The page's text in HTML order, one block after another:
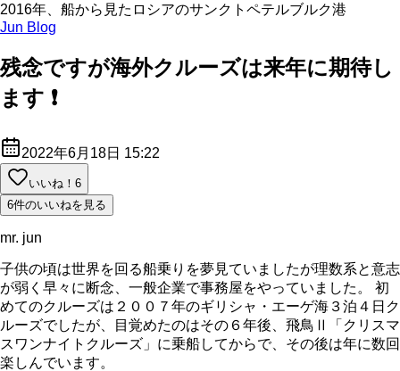
2016年、船から見たロシアのサンクトペテルブルク港
Jun Blog
残念ですが海外クルーズは来年に期待し
ます ❗
2022年6月18日 15:22
いいね！ 6
6件のいいねを見る
mr. jun
子供の頃は世界を回る船乗りを夢見ていましたが理数系と意志
が弱く早々に断念、一般企業で事務屋をやっていました。 初
めてのクルーズは２００７年のギリシャ・エーゲ海３泊４日ク
ルーズでしたが、目覚めたのはその６年後、飛鳥Ⅱ「クリスマ
スワンナイトクルーズ」に乗船してからで、その後は年に数回
楽しんでいます。